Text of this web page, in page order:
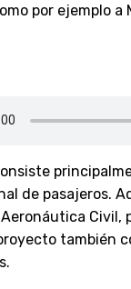
por ejemplo a
de pasajeros.
Civil,
también